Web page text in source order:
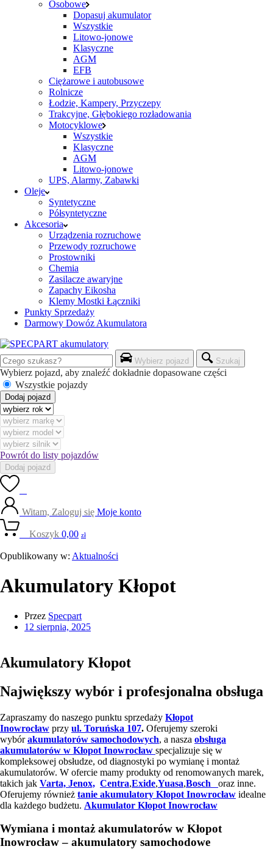
Osobowe
Dopasuj akumulator
Wszystkie
Litowo-jonowe
Klasyczne
AGM
EFB
Ciężarowe i autobusowe
Rolnicze
Łodzie, Kampery, Przyczepy
Trakcyjne, Głębokiego rozładowania
Motocyklowe
Wszystkie
Klasyczne
AGM
Litowo-jonowe
UPS, Alarmy, Zabawki
Oleje
Syntetyczne
Półsyntetyczne
Akcesoria
Urządzenia rozruchowe
Przewody rozruchowe
Prostowniki
Chemia
Zasilacze awaryjne
Zapachy Eikosha
Klemy Mostki Łączniki
Punkty Sprzedaży
Darmowy Dowóz Akumulatora
Wybierz pojazd Szukaj
Wybierz pojazd, aby znaleźć dokładnie dopasowane części
Wszystkie pojazdy
Dodaj pojazd
Powrót do listy pojazdów
Dodaj pojazd
Witam, Zaloguj się Moje konto
Koszyk 0,00 zł
Opublikowany w: Aktualności
Akumulatory Kłopot
Przez Specpart
12 sierpnia, 2025
Akumulatory Kłopot
Największy wybór i profesjonalna obsługa
Zapraszamy do naszego punktu sprzedaży Kłopot
Inowrocław przy ul. Toruńska 107. Oferujemy szeroki
wybórakumulatorów samochodowych, a nasza obsługa
akumulatorów w Kłopot Inowrocław specjalizuje się w
kompleksowej obsłudze, od diagnostyki po wymianę i montaż
akumulatorów. W ofercie mamy produkty od renomowanych marek,
takich jak Varta, Jenox, Centra,Exide,Yuasa,Bosch oraz inne.
Oferujemy również tanie akumulatory Kłopot Inowrocław idealne
dla każdego budżetu. Akumulator Kłopot Inowrocław
Wymiana i montaż akumulatorów w Kłopot
Inowrocław – akumulatory samochodowe